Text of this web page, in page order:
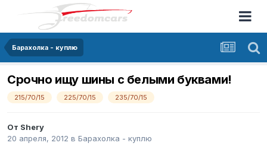
Барахолка - куплю
Срочно ищу шины с белыми буквами!
215/70/15 225/70/15 235/70/15
От Shery
20 апреля, 2012 в Барахолка - куплю